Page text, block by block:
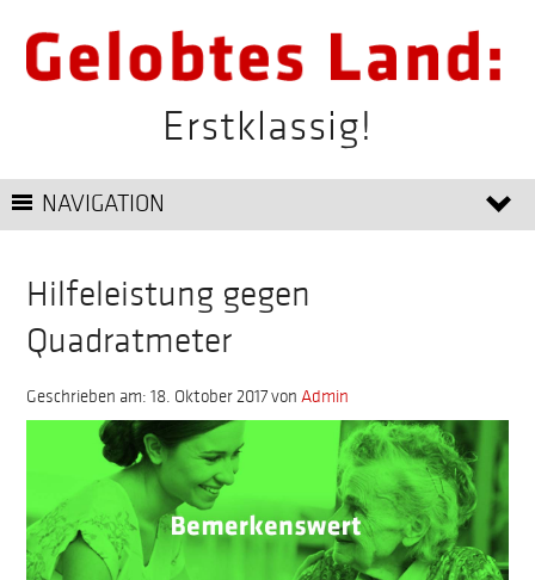
Erstklassig!
NAVIGATION
Hilfeleistung gegen
Quadratmeter
Geschrieben am: 18. Oktober 2017 von Admin